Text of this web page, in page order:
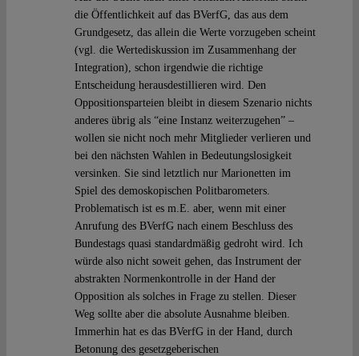
die Öffentlichkeit auf das BVerfG, das aus dem
Grundgesetz, das allein die Werte vorzugeben scheint
(vgl. die Wertediskussion im Zusammenhang der
Integration), schon irgendwie die richtige
Entscheidung herausdestillieren wird. Den
Oppositionsparteien bleibt in diesem Szenario nichts
anderes übrig als “eine Instanz weiterzugehen” –
wollen sie nicht noch mehr Mitglieder verlieren und
bei den nächsten Wahlen in Bedeutungslosigkeit
versinken. Sie sind letztlich nur Marionetten im
Spiel des demoskopischen Politbarometers.
Problematisch ist es m.E. aber, wenn mit einer
Anrufung des BVerfG nach einem Beschluss des
Bundestags quasi standardmäßig gedroht wird. Ich
würde also nicht soweit gehen, das Instrument der
abstrakten Normenkontrolle in der Hand der
Opposition als solches in Frage zu stellen. Dieser
Weg sollte aber die absolute Ausnahme bleiben.
Immerhin hat es das BVerfG in der Hand, durch
Betonung des gesetzgeberischen